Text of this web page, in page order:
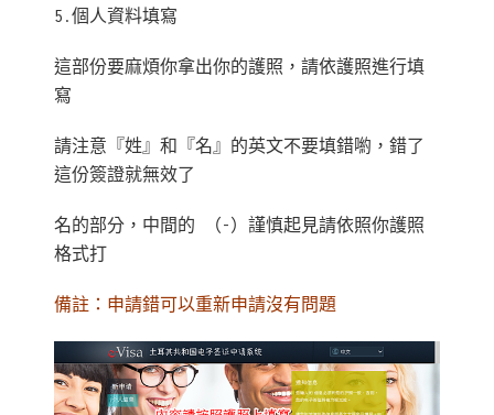
5.個人資料填寫
這部份要麻煩你拿出你的護照，請依護照進行填
寫
請注意『姓』和『名』的英文不要填錯喲，錯了
這份簽證就無效了
名的部分，中間的 （-）謹慎起見請依照你護照
格式打
備註：申請錯可以重新申請沒有問題